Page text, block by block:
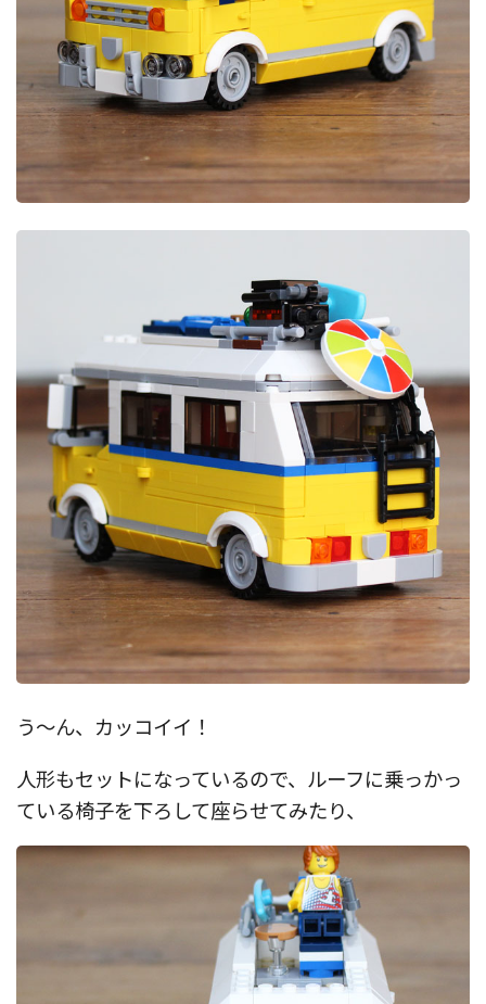
う〜ん、カッコイイ！
人形もセットになっているので、ルーフに乗っかっ
ている椅子を下ろして座らせてみたり、